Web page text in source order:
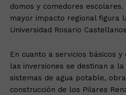
domos y comedores
mayor impacto regional figura
Universidad Rosario
En cuanto a servicios básicos
las inversiones se destinan a
sistemas de agua potable,
construcción de los Pilares